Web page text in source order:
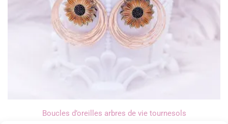
Boucles d’oreilles arbres de vie tournesols